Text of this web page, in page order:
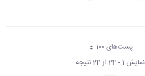
پست‌‌های 100هر صفحه
نمایش 1 - 24 از 24 نتیجه